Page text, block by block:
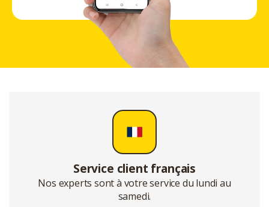
Service client français
Nos experts sont à votre service du lundi au
samedi.